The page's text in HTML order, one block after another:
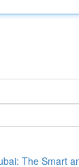
The Smart